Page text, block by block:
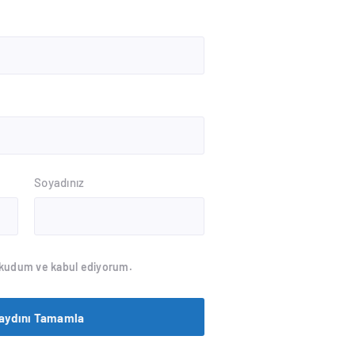
Soyadınız
ve kabul ediyorum.
Tamamla